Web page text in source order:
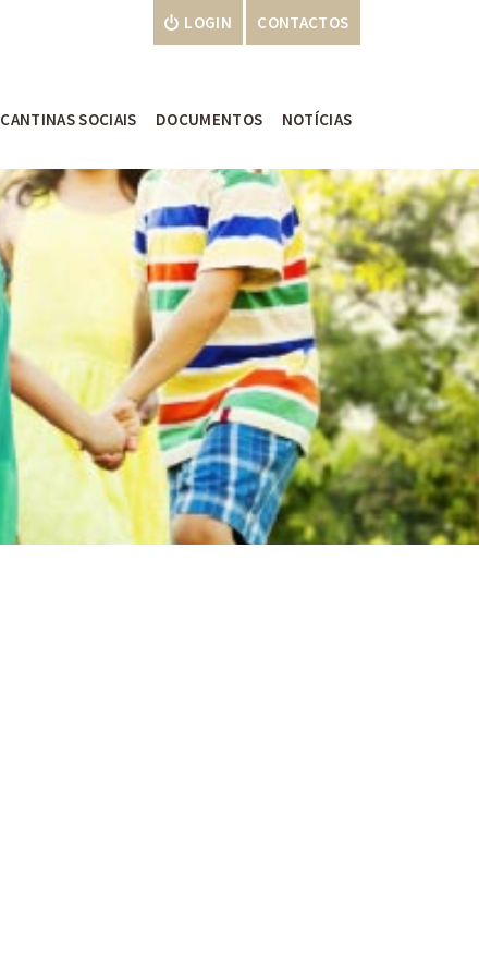
CANTINAS SOCIAIS DOCUMENTOS NOTÍCIAS
LOGIN CONTACTOS